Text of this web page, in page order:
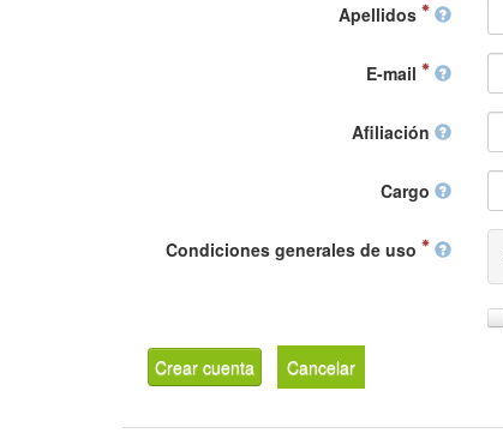
Apellidos
E-mail
Afiliación
Cargo
Condiciones generales de uso
Crear cuenta Cancelar